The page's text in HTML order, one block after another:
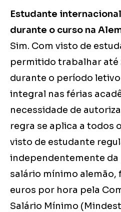
Estudante
durante o curso na
Sim. Com visto de
permitido trabalhar até
durante o período
integral nas férias
necessidade de
regra se aplica a todos
visto de estudante
independentemente da
salário mínimo alemão,
euros por hora pela
Salário Mínimo